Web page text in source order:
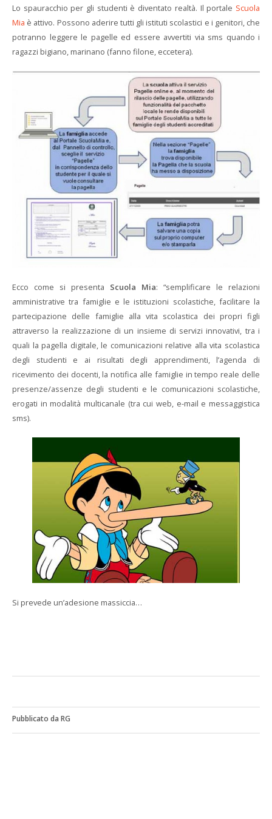
Lo spauracchio per gli studenti è diventato realtà. Il portale Scuola
Mia è attivo. Possono aderire tutti gli istituti scolastici e i genitori, che
potranno leggere le pagelle ed essere avvertiti via sms quando i
ragazzi bigiano, marinano (fanno filone, eccetera).
Ecco come si presenta Scuola Mia: “semplificare le relazioni
amministrative tra famiglie e le istituzioni scolastiche, facilitare la
partecipazione delle famiglie alla vita scolastica dei propri figli
attraverso la realizzazione di un insieme di servizi innovativi, tra i
quali la pagella digitale, le comunicazioni relative alla vita scolastica
degli studenti e ai risultati degli apprendimenti, l’agenda di
ricevimento dei docenti, la notifica alle famiglie in tempo reale delle
presenze/assenze degli studenti e le comunicazioni scolastiche,
erogati in modalità multicanale (tra cui web, e-mail e messaggistica
sms).
Si prevede un’adesione massiccia…
Pubblicato da RG